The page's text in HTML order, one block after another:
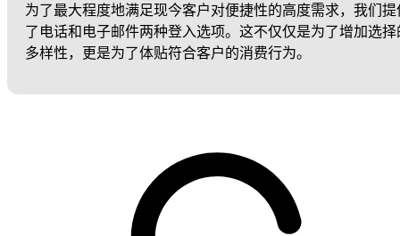
为了最大程度地满足现今客户对便捷性的高度需求，我们提
了电话和电子邮件两种登入选项。这不仅仅是为了增加选择
多样性，更是为了体贴符合客户的消费行为。